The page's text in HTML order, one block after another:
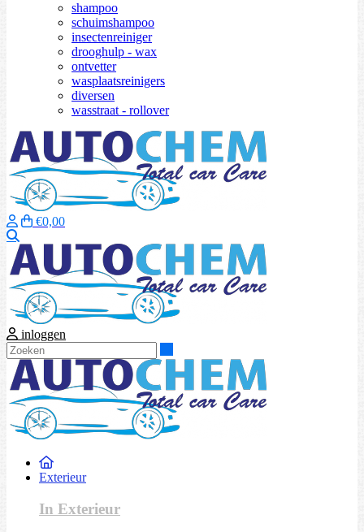
shampoo
schuimshampoo
insectenreiniger
drooghulp - wax
ontvetter
wasplaatsreinigers
diversen
wasstraat - rollover
€0,00
inloggen
Exterieur
In Exterieur